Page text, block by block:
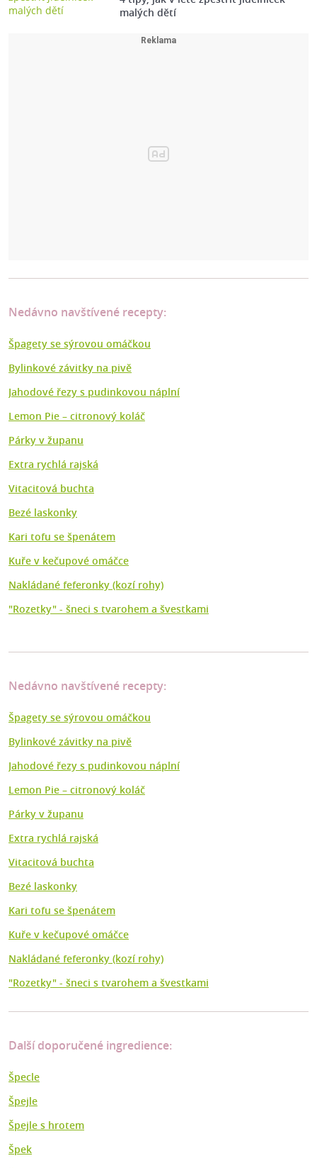
malých dětí
Nedávno navštívené recepty:
Špagety se sýrovou omáčkou
Bylinkové závitky na pivě
Jahodové řezy s pudinkovou náplní
Lemon Pie – citronový koláč
Párky v županu
Extra rychlá rajská
Vitacitová buchta
Bezé laskonky
Kari tofu se špenátem
Kuře v kečupové omáčce
Nakládané feferonky (kozí rohy)
"Rozetky" - šneci s tvarohem a švestkami
Nedávno navštívené recepty:
Špagety se sýrovou omáčkou
Bylinkové závitky na pivě
Jahodové řezy s pudinkovou náplní
Lemon Pie – citronový koláč
Párky v županu
Extra rychlá rajská
Vitacitová buchta
Bezé laskonky
Kari tofu se špenátem
Kuře v kečupové omáčce
Nakládané feferonky (kozí rohy)
"Rozetky" - šneci s tvarohem a švestkami
Další doporučené ingredience:
Špecle
Špejle
Špejle s hrotem
Špek